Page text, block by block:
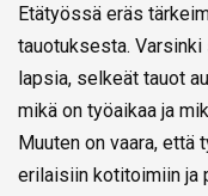
Etätyössä eräs
tauotuksesta. Varsinki
lapsia, selkeät tauot
mikä on työaikaa ja
Muuten on vaara, että
erilaisiin kotitoimiin ja